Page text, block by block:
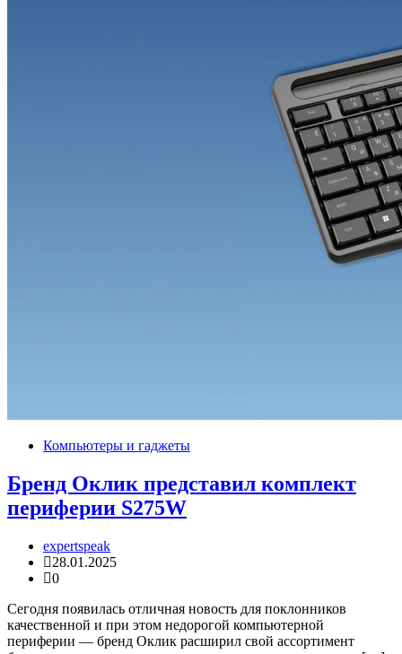
Компьютеры и гаджеты
Бренд Оклик представил комплект
периферии S275W
expertspeak
28.01.2025
0
Сегодня появилась отличная новость для поклонников
качественной и при этом недорогой компьютерной
периферии — бренд Оклик расширил свой ассортимент